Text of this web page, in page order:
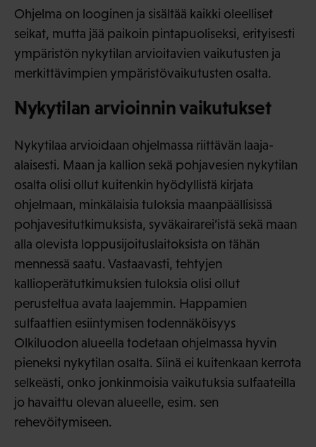
Ohjelma on looginen ja sisältää kaikki oleelliset
seikat, mutta jää paikoin pintapuoliseksi, erityisesti
ympäristön nykytilan arvioitavien vaikutusten ja
merkittävimpien ympäristövaikutusten osalta.
Nykytilan arvioinnin vaikutukset
Nykytilaa arvioidaan ohjelmassa riittävän laaja-
alaisesti. Maan ja kallion sekä pohjavesien nykytilan
osalta olisi ollut kuitenkin hyödyllistä kirjata
ohjelmaan, minkälaisia tuloksia maanpäällisissä
pohjavesitutkimuksista, syväkairarei’istä sekä maan
alla olevista loppusijoituslaitoksista on tähän
mennessä saatu. Vastaavasti, tehtyjen
kallioperätutkimuksien tuloksia olisi ollut
perusteltua avata laajemmin. Happamien
sulfaattien esiintymisen todennäköisyys
Olkiluodon alueella todetaan ohjelmassa hyvin
pieneksi nykytilan osalta. Siinä ei kuitenkaan kerrota
selkeästi, onko jonkinmoisia vaikutuksia sulfaateilla
jo havaittu olevan alueelle, esim. sen
rehevöitymiseen.